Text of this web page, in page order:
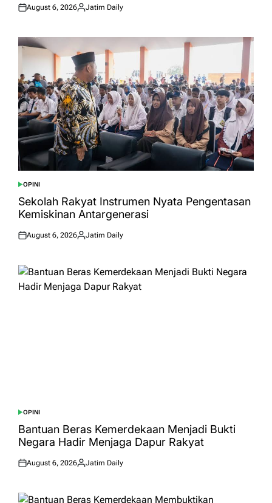
Posted
August 6, 2026
Posted
Jatim Daily
POSTED
IN
OPINI
Sekolah Rakyat Instrumen Nyata Pengentasan
Kemiskinan Antargenerasi
Posted
August 6, 2026
Posted
Jatim Daily
POSTED
IN
OPINI
Bantuan Beras Kemerdekaan Menjadi Bukti
Negara Hadir Menjaga Dapur Rakyat
Posted
August 6, 2026
Posted
Jatim Daily